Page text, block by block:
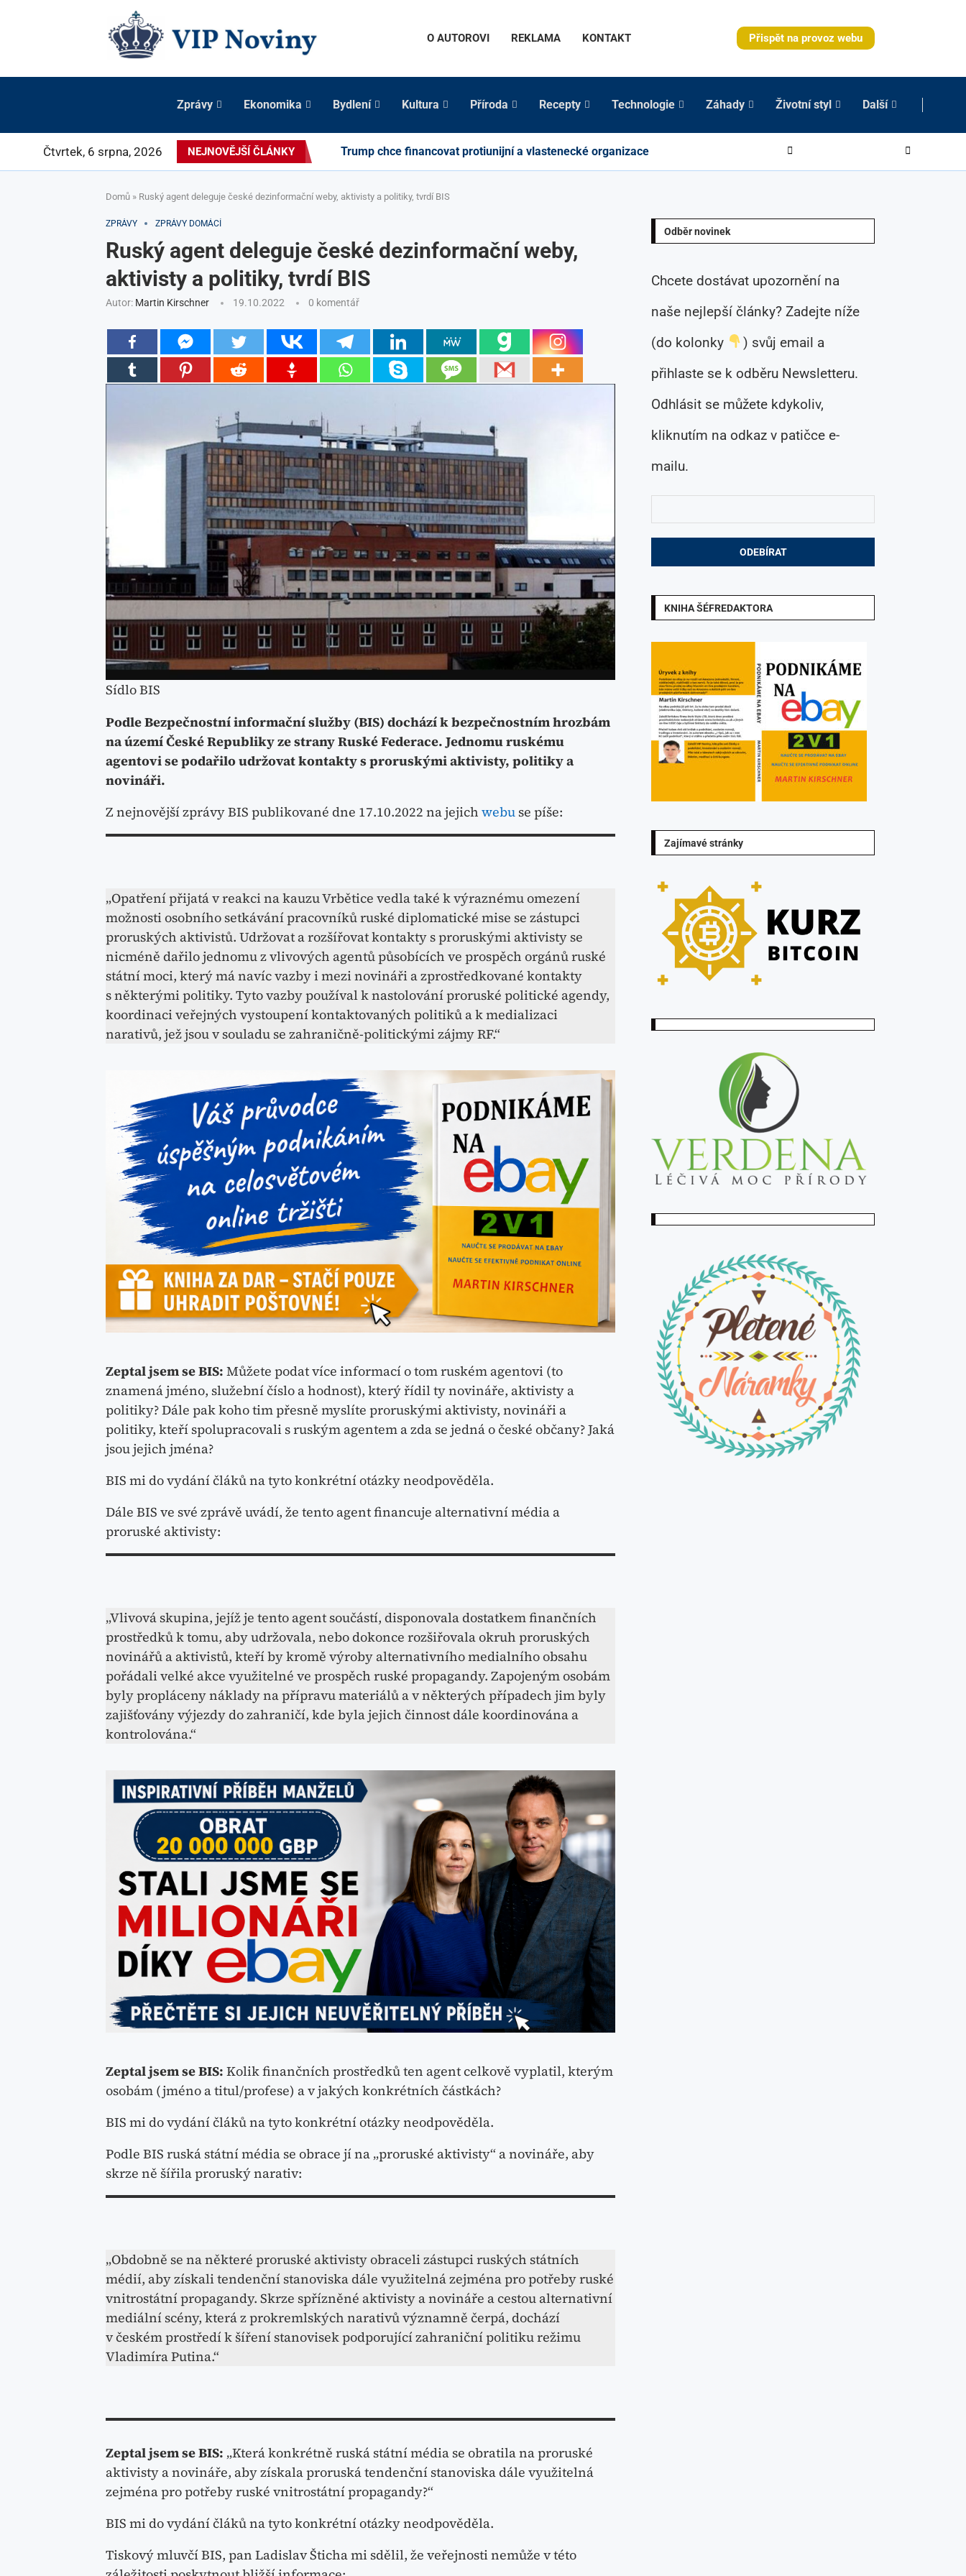
O AUTOROVI REKLAMA KONTAKT Přispět na provoz webu
Zprávy Ekonomika Bydlení Kultura Příroda Recepty Technologie Záhady Životní styl Další
Čtvrtek, 6 srpna, 2026 NEJNOVĚJŠÍ ČLÁNKY Trump chce financovat protiunijní a vlastenecké organizace
Domů » Ruský agent deleguje české dezinformační weby, aktivisty a politiky, tvrdí BIS
ZPRÁVY ZPRÁVY DOMÁCÍ
Ruský agent deleguje české dezinformační weby,
aktivisty a politiky, tvrdí BIS
Autor: Martin Kirschner 19.10.2022 0 komentář
Sídlo BIS
Podle Bezpečnostní informační služby (BIS) dochází k bezpečnostním hrozbám
na území České Republiky ze strany Ruské Federace. Jednomu ruskému
agentovi se podařilo udržovat kontakty s proruskými aktivisty, politiky a
novináři.
Z nejnovější zprávy BIS publikované dne 17.10.2022 na jejich webu se píše:
„Opatření přijatá v reakci na kauzu Vrbětice vedla také k výraznému omezení
možnosti osobního setkávání pracovníků ruské diplomatické mise se zástupci
proruských aktivistů. Udržovat a rozšířovat kontakty s proruskými aktivisty se
nicméně dařilo jednomu z vlivových agentů působících ve prospěch orgánů ruské
státní moci, který má navíc vazby i mezi novináři a zprostředkované kontakty
s některými politiky. Tyto vazby používal k nastolování proruské politické agendy,
koordinaci veřejných vystoupení kontaktovaných politiků a k medializaci
narativů, jež jsou v souladu se zahraničně-politickými zájmy RF.“
Zeptal jsem se BIS: Můžete podat více informací o tom ruském agentovi (to
znamená jméno, služební číslo a hodnost), který řídil ty novináře, aktivisty a
politiky? Dále pak koho tim přesně myslíte proruskými aktivisty, novináři a
politiky, kteří spolupracovali s ruským agentem a zda se jedná o české občany? Jaká
jsou jejich jména?
BIS mi do vydání čláků na tyto konkrétní otázky neodpověděla.
Dále BIS ve své zprávě uvádí, že tento agent financuje alternativní média a
proruské aktivisty:
„Vlivová skupina, jejíž je tento agent součástí, disponovala dostatkem finančních
prostředků k tomu, aby udržovala, nebo dokonce rozšiřovala okruh proruských
novinářů a aktivistů, kteří by kromě výroby alternativního medialního obsahu
pořádali velké akce využitelné ve prospěch ruské propagandy. Zapojeným osobám
byly propláceny náklady na přípravu materiálů a v některých případech jim byly
zajišťovány výjezdy do zahraničí, kde byla jejich činnost dále koordinována a
kontrolována.“
Zeptal jsem se BIS: Kolik finančních prostředků ten agent celkově vyplatil, kterým
osobám (jméno a titul/profese) a v jakých konkrétních částkách?
BIS mi do vydání čláků na tyto konkrétní otázky neodpověděla.
Podle BIS ruská státní média se obrace jí na „proruské aktivisty“ a novináře, aby
skrze ně šířila proruský narativ:
„Obdobně se na některé proruské aktivisty obraceli zástupci ruských státních
médií, aby získali tendenční stanoviska dále využitelná zejména pro potřeby ruské
vnitrostátní propagandy. Skrze spřízněné aktivisty a novináře a cestou alternativní
mediální scény, která z prokremlských narativů významně čerpá, dochází
v českém prostředí k šíření stanovisek podporující zahraniční politiku režimu
Vladimíra Putina.“
Zeptal jsem se BIS: „Která konkrétně ruská státní média se obratila na proruské
aktivisty a novináře, aby získala proruská tendenční stanoviska dále využitelná
zejména pro potřeby ruské vnitrostátní propagandy?“
BIS mi do vydání čláků na tyto konkrétní otázky neodpověděla.
Tiskový mluvčí BIS, pan Ladislav Šticha mi sdělil, že veřejnosti nemůže v této
Odběr novinek
Chcete dostávat upozornění na
naše nejlepší články? Zadejte níže
(do kolonky
) svůj email a
přihlaste se k odběru Newsletteru.
Odhlásit se můžete kdykoliv,
kliknutím na odkaz v patičce e-
mailu.
KNIHA ŠÉFREDAKTORA
Zajímavé stránky